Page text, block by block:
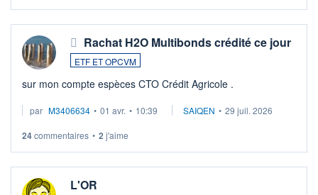
Rachat H2O Multibonds crédité ce jour
ETF ET OPCVM
sur mon compte espèces CTO Crédit Agricole .
par M3406634 • 01 avr. • 10:39 SAIQEN • 29 juil. 2026
24commentaires • 2 j'aime
L'OR